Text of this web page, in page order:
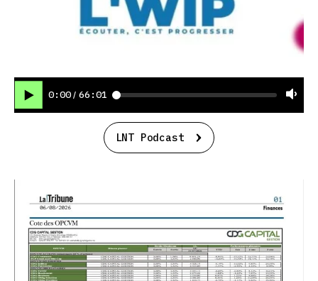
0:00 / 66:01
LNT Podcast